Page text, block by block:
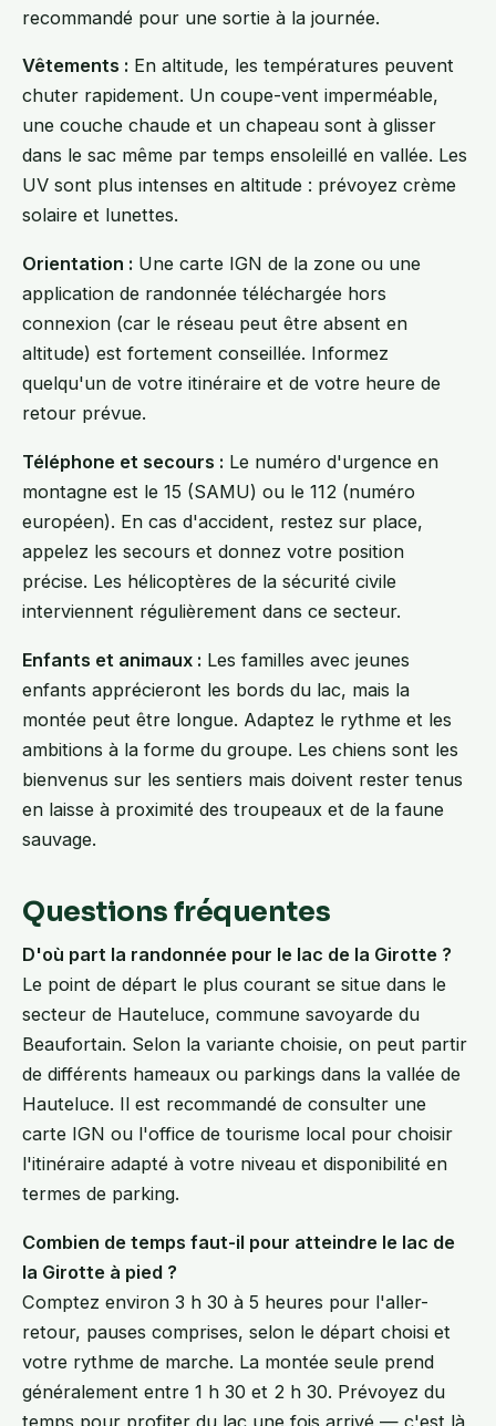
recommandé pour une sortie à la journée.
Vêtements : En altitude, les températures peuvent
chuter rapidement. Un coupe-vent imperméable,
une couche chaude et un chapeau sont à glisser
dans le sac même par temps ensoleillé en vallée. Les
UV sont plus intenses en altitude : prévoyez crème
solaire et lunettes.
Orientation : Une carte IGN de la zone ou une
application de randonnée téléchargée hors
connexion (car le réseau peut être absent en
altitude) est fortement conseillée. Informez
quelqu'un de votre itinéraire et de votre heure de
retour prévue.
Téléphone et secours : Le numéro d'urgence en
montagne est le 15 (SAMU) ou le 112 (numéro
européen). En cas d'accident, restez sur place,
appelez les secours et donnez votre position
précise. Les hélicoptères de la sécurité civile
interviennent régulièrement dans ce secteur.
Enfants et animaux : Les familles avec jeunes
enfants apprécieront les bords du lac, mais la
montée peut être longue. Adaptez le rythme et les
ambitions à la forme du groupe. Les chiens sont les
bienvenus sur les sentiers mais doivent rester tenus
en laisse à proximité des troupeaux et de la faune
sauvage.
Questions fréquentes
D'où part la randonnée pour le lac de la Girotte ?
Le point de départ le plus courant se situe dans le
secteur de Hauteluce, commune savoyarde du
Beaufortain. Selon la variante choisie, on peut partir
de différents hameaux ou parkings dans la vallée de
Hauteluce. Il est recommandé de consulter une
carte IGN ou l'office de tourisme local pour choisir
l'itinéraire adapté à votre niveau et disponibilité en
termes de parking.
Combien de temps faut-il pour atteindre le lac de
la Girotte à pied ?
Comptez environ 3 h 30 à 5 heures pour l'aller-
retour, pauses comprises, selon le départ choisi et
votre rythme de marche. La montée seule prend
généralement entre 1 h 30 et 2 h 30. Prévoyez du